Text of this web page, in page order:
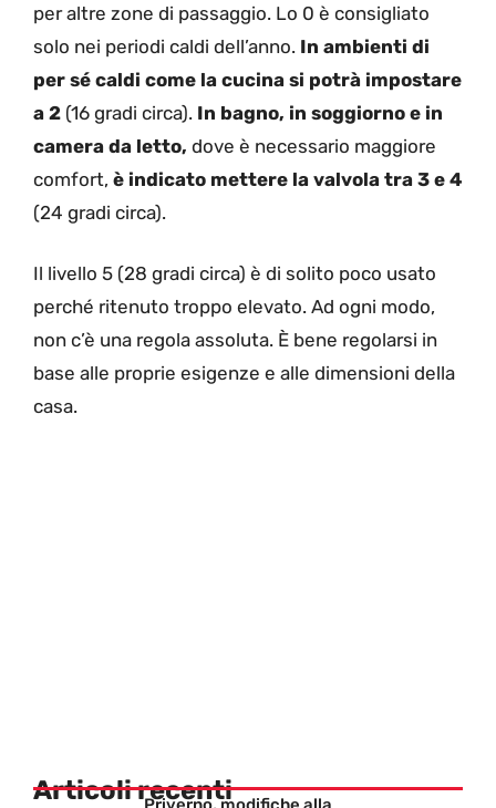
per altre zone di passaggio. Lo 0 è consigliato
solo nei periodi caldi dell’anno. In ambienti di
per sé caldi come la cucina si potrà impostare
a 2 (16 gradi circa). In bagno, in soggiorno e in
camera da letto, dove è necessario maggiore
comfort, è indicato mettere la valvola tra 3 e 4
(24 gradi circa).
Il livello 5 (28 gradi circa) è di solito poco usato
perché ritenuto troppo elevato. Ad ogni modo,
non c’è una regola assoluta. È bene regolarsi in
base alle proprie esigenze e alle dimensioni della
casa.
Articoli recenti